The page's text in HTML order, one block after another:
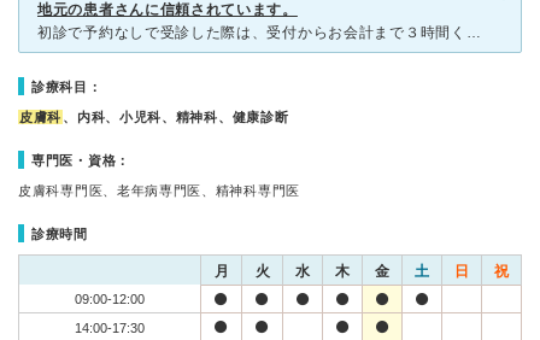
地元の患者さんに信頼されています。
初診で予約なしで受診した際は、受付からお会計まで３時間くらいかかりました。昔からある皮膚科で、とても混んでいます。年配の方が多く、地元の患者さんに信頼されているのかな？という印象を受けました。女医の先
診療科目：
皮膚科 、内科、小児科、精神科、健康診断
専門医・資格：
皮膚科専門医、老年病専門医、精神科専門医
診療時間
月 火 水 木 金 土 日 祝
09:00-12:00
14:00-17:30